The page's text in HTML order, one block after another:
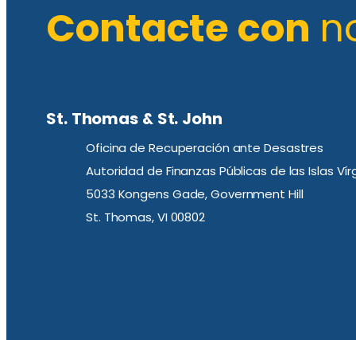
Contacte con
St. Thomas & St. John
Oficina de Recuperación ante Desastres
Autoridad de Finanzas Públicas de las Islas
5033 Kongens Gade, Government Hill
St. Thomas, VI 00802